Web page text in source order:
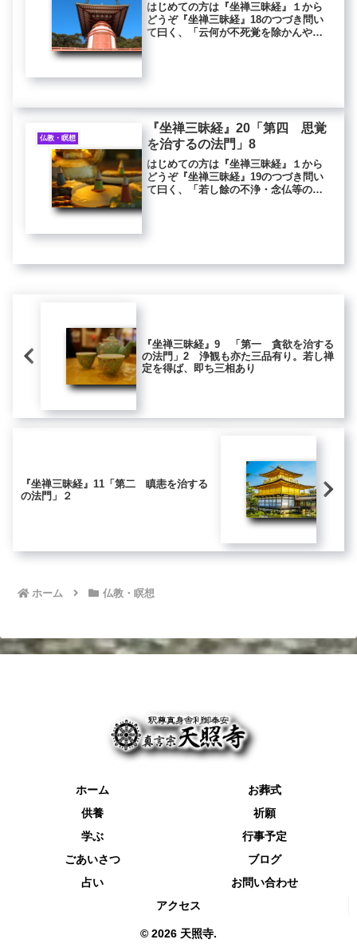
はじめての方は『坐禅三昧経』１から
どうぞ『坐禅三昧経』18のつづき問い
て曰く、「云何が不死覚を除かんや」
仏教・瞑想
『坐禅三昧経』20「第四 思覚
を治するの法門」8
はじめての方は『坐禅三昧経』１から
どうぞ『坐禅三昧経』19のつづき問い
て曰く、「若し餘の不浄・念仏等の四
『坐禅三昧経』9 「第一 貪欲を治する
の法門」2 浄観も亦た三品有り。若し禅
定を得ば、即ち三相あり
『坐禅三昧経』11「第二 瞋恚を治する
の法門」２
ホーム 仏教・瞑想
ホーム
お葬式
供養
祈願
学ぶ
行事予定
ごあいさつ
ブログ
占い
お問い合わせ
アクセス
© 2026 天照寺.